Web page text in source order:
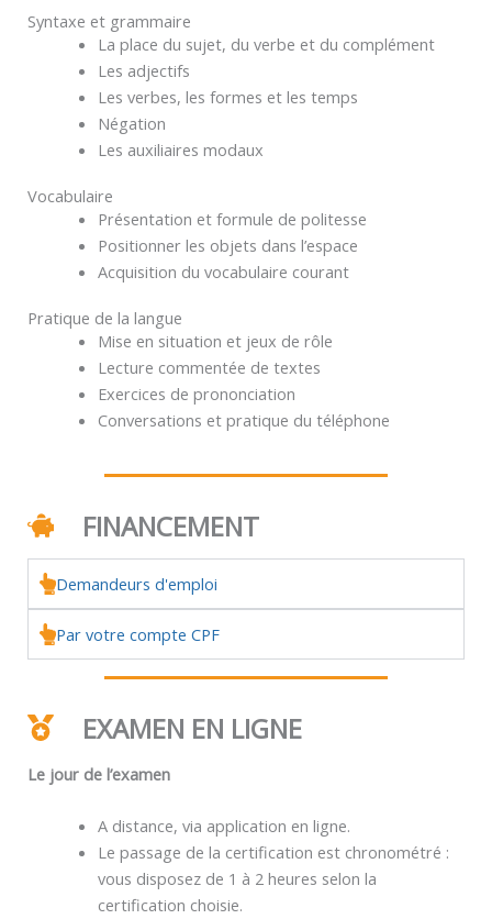
Syntaxe et grammaire
La place du sujet, du verbe et du complément
Les adjectifs
Les verbes, les formes et les temps
Négation
Les auxiliaires modaux
Vocabulaire
Présentation et formule de politesse
Positionner les objets dans l’espace
Acquisition du vocabulaire courant
Pratique de la langue
Mise en situation et jeux de rôle
Lecture commentée de textes
Exercices de prononciation
Conversations et pratique du téléphone
FINANCEMENT
Demandeurs d'emploi
Par votre compte CPF
EXAMEN EN LIGNE
Le jour de l’examen
A distance, via application en ligne.
Le passage de la certification est chronométré :
vous disposez de 1 à 2 heures selon la
certification choisie.